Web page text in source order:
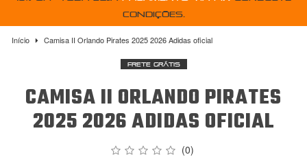
condições.
Início Camisa II Orlando Pirates 2025 2026 Adidas oficial
Frete Grátis
CAMISA II ORLANDO PIRATES
2025 2026 ADIDAS OFICIAL
(0)